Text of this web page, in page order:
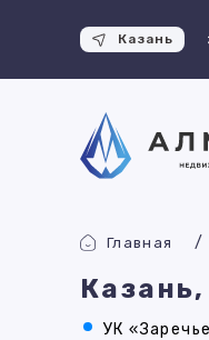
Казань
Главная
УК